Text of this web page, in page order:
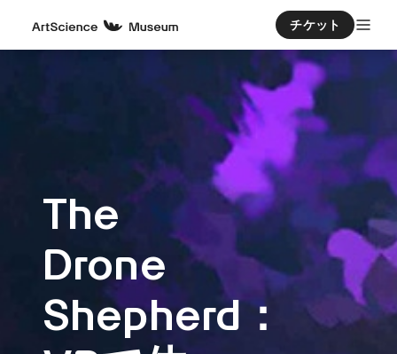
チケット
The
Drone
Shepherd：